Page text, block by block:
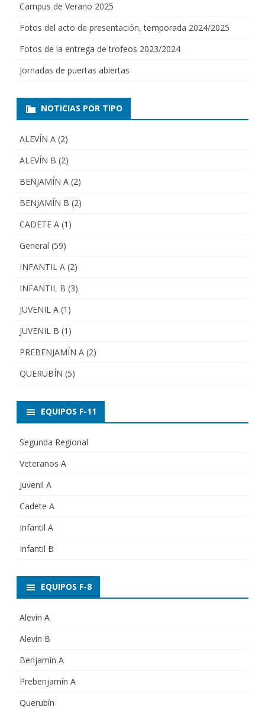
Campus de Verano 2025
Fotos del acto de presentación, temporada 2024/2025
Fotos de la entrega de trofeos 2023/2024
Jornadas de puertas abiertas
NOTICIAS POR TIPO
ALEVÍN A (2)
ALEVÍN B (2)
BENJAMÍN A (2)
BENJAMÍN B (2)
CADETE A (1)
General (59)
INFANTIL A (2)
INFANTIL B (3)
JUVENIL A (1)
JUVENIL B (1)
PREBENJAMÍN A (2)
QUERUBÍN (5)
EQUIPOS F-11
Segunda Regional
Veteranos A
Juvenil A
Cadete A
Infantil A
Infantil B
EQUIPOS F-8
Alevín A
Alevín B
Benjamín A
Prebenjamín A
Querubín